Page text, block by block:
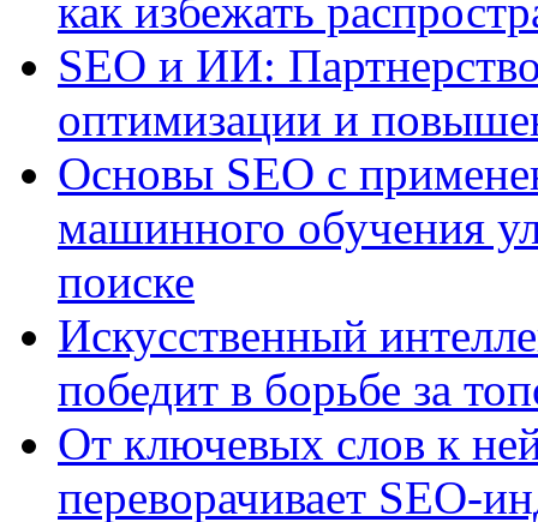
как избежать
SEO и ИИ:
оптимизации и
Основы SEO с
машинного обучения
поиске
Искусственный
победит в борьбе за
От ключевых слов к
переворачивает SEO-